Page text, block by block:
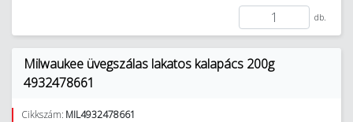
db.
Milwaukee üvegszálas lakatos kalapács 200g
4932478661
Cikkszám: MIL4932478661